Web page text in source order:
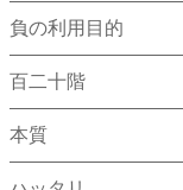
負の利用目的
百二十階
本質